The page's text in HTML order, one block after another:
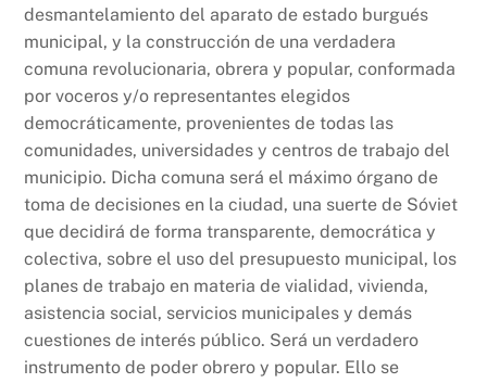
desmantelamiento del aparato de estado burgués
municipal, y la construcción de una verdadera
comuna revolucionaria, obrera y popular, conformada
por voceros y/o representantes elegidos
democráticamente, provenientes de todas las
comunidades, universidades y centros de trabajo del
municipio. Dicha comuna será el máximo órgano de
toma de decisiones en la ciudad, una suerte de Sóviet
que decidirá de forma transparente, democrática y
colectiva, sobre el uso del presupuesto municipal, los
planes de trabajo en materia de vialidad, vivienda,
asistencia social, servicios municipales y demás
cuestiones de interés público. Será un verdadero
instrumento de poder obrero y popular. Ello se